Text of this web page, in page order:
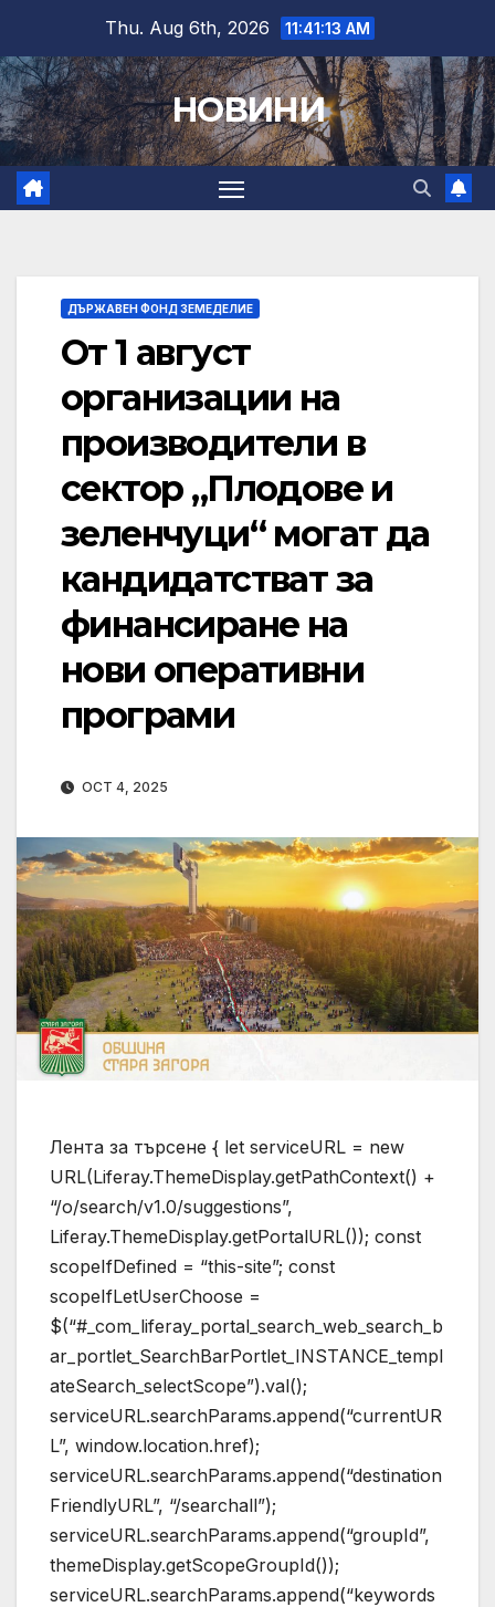
content
Thu. Aug 6th, 2026 11:41:14 AM
НОВИНИ
ДЪРЖАВЕН ФОНД ЗЕМЕДЕЛИЕ
От 1 август
организации на
производители в
сектор „Плодове и
зеленчуци“ могат да
кандидатстват за
финансиране на
нови оперативни
програми
OCT 4, 2025
Лента за търсене { let serviceURL = new
URL(Liferay.ThemeDisplay.getPathContext() +
“/o/search/v1.0/suggestions”,
Liferay.ThemeDisplay.getPortalURL()); const
scopeIfDefined = “this-site”; const
scopeIfLetUserChoose =
$(“#_com_liferay_portal_search_web_search_b
ar_portlet_SearchBarPortlet_INSTANCE_templ
ateSearch_selectScope”).val();
serviceURL.searchParams.append(“currentUR
L”, window.location.href);
serviceURL.searchParams.append(“destination
FriendlyURL”, “/searchall”);
serviceURL.searchParams.append(“groupId”,
themeDisplay.getScopeGroupId());
serviceURL.searchParams.append(“keywords